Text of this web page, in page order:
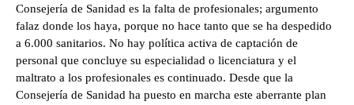
Consejería de Sanidad es la falta de profesionales; argumento
falaz donde los haya, porque no hace tanto que se ha despedido
a 6.000 sanitarios. No hay política activa de captación de
personal que concluye su especialidad o licenciatura y el
maltrato a los profesionales es continuado. Desde que la
Consejería de Sanidad ha puesto en marcha este aberrante plan